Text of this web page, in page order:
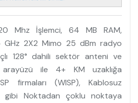
Mhz İşlemci, 64 MB RAM,
GHz 2X2 Mimo 25 dBm radyo
128° dahili sektör anteni ve
ile 4+ KM uzaklığa
firmaları (WISP), Kablosuz
gibi Noktadan çoklu noktaya